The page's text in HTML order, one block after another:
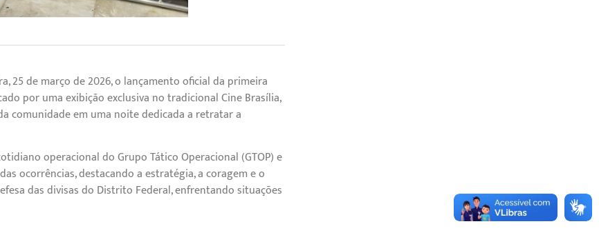
25 de março de 2026, o lançamento oficial da primeira
por uma exibição exclusiva no tradicional Cine Brasília,
comunidade em uma noite dedicada a retratar a
operacional do Grupo Tático Operacional (GTOP) e
ocorrências, destacando a estratégia, a coragem e o
das divisas do Distrito Federal, enfrentando situações